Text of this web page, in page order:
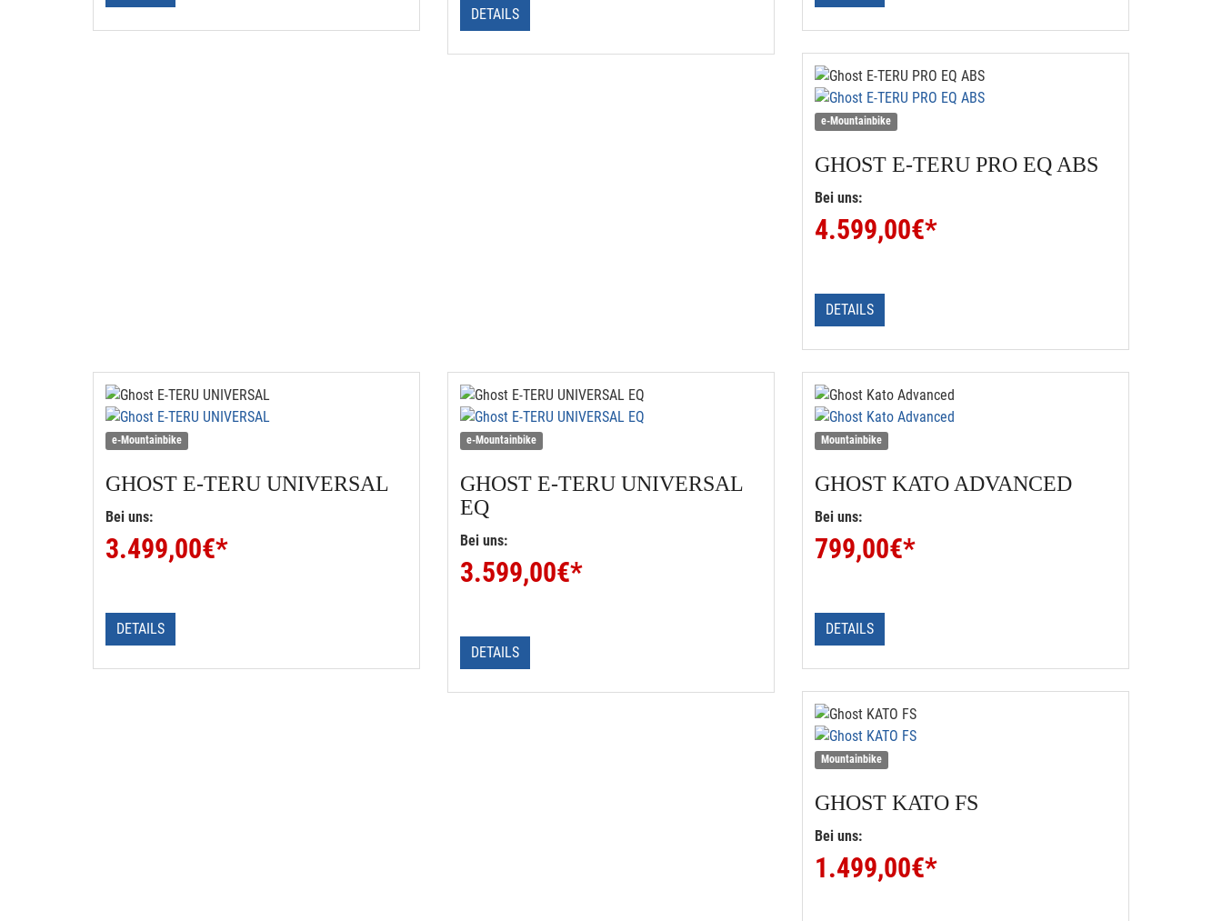
DETAILS
e-Mountainbike
GHOST E-TERU PRO EQ ABS
Bei uns:
4.599,00€*
DETAILS
e-Mountainbike
GHOST E-TERU UNIVERSAL
Bei uns:
3.499,00€*
DETAILS
e-Mountainbike
GHOST E-TERU UNIVERSAL
EQ
Bei uns:
3.599,00€*
DETAILS
Mountainbike
GHOST KATO ADVANCED
Bei uns:
799,00€*
DETAILS
Mountainbike
GHOST KATO FS
Bei uns:
1.499,00€*